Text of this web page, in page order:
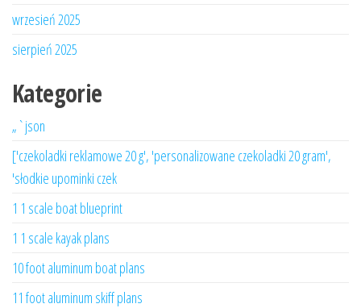
wrzesień 2025
sierpień 2025
Kategorie
„`json
['czekoladki reklamowe 20 g', 'personalizowane czekoladki 20 gram',
'słodkie upominki czek
1 1 scale boat blueprint
1 1 scale kayak plans
10 foot aluminum boat plans
11 foot aluminum skiff plans